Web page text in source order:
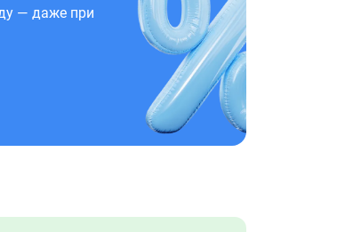
— даже при